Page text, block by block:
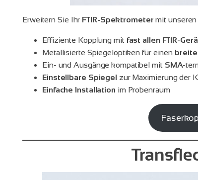
Erweitern Sie Ihr FTIR-Spektrometer mit
Effiziente Kopplung mit fast allen FTIR-
Metallisierte Spiegeloptiken für einen
Ein- und Ausgänge kompatibel mit SMA-
Einstellbare Spiegel zur Maximierung der
Einfache Installation im Probenraum